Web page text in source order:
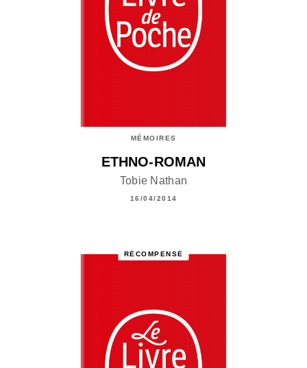
MÉMOIRES
ETHNO-ROMAN
Tobie Nathan
16/04/2014
RÉCOMPENSÉ